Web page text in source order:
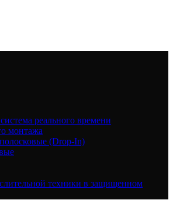
реального времени
монтажа
(Drop-In)
техники в защищенном